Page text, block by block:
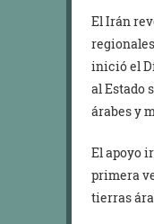
El Irán
inició el
al Estado
árabes y
El apoyo
primera
tierras